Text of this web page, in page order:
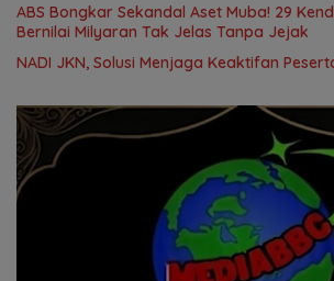
ABS Bongkar Sekandal Aset Muba! 29
Bernilai Milyaran Tak Jelas Tanpa Jejak
NADI JKN, Solusi Menjaga Keaktifan